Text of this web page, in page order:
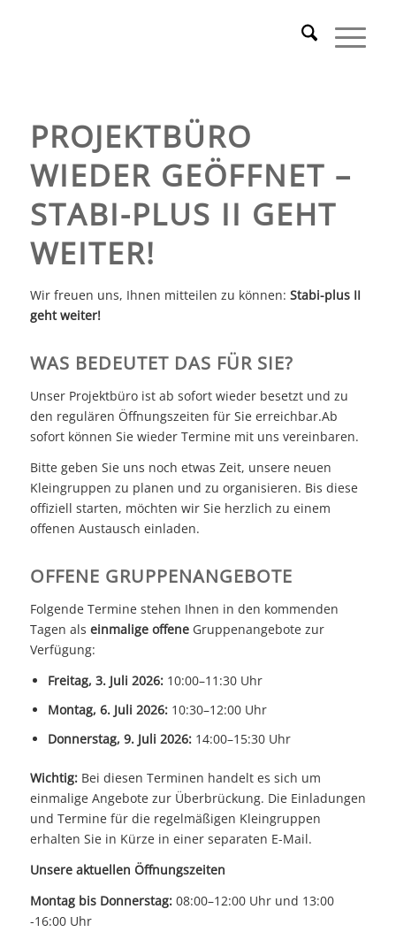
PROJEKTBÜRO
WIEDER GEÖFFNET –
STABI-PLUS II GEHT
WEITER!
Wir freuen uns, Ihnen mitteilen zu können: Stabi-plus II
geht weiter!
WAS BEDEUTET DAS FÜR SIE?
Unser Projektbüro ist ab sofort wieder besetzt und zu
den regulären Öffnungszeiten für Sie erreichbar.Ab
sofort können Sie wieder Termine mit uns vereinbaren.
Bitte geben Sie uns noch etwas Zeit, unsere neuen
Kleingruppen zu planen und zu organisieren. Bis diese
offiziell starten, möchten wir Sie herzlich zu einem
offenen Austausch einladen.
OFFENE GRUPPENANGEBOTE
Folgende Termine stehen Ihnen in den kommenden
Tagen als einmalige offeneGruppenangebote zur
Verfügung:
Freitag, 3. Juli 2026:10:00–11:30 Uhr
Montag, 6. Juli 2026:10:30–12:00 Uhr
Donnerstag, 9. Juli 2026:14:00–15:30 Uhr
Wichtig:Bei diesen Terminen handelt es sich um
einmalige Angebote zur Überbrückung. Die Einladungen
und Termine für die regelmäßigen Kleingruppen
erhalten Sie in Kürze in einer separaten E-Mail.
Unsere aktuellen Öffnungszeiten
Montag bis Donnerstag:08:00–12:00 Uhr und 13:00
-16:00 Uhr